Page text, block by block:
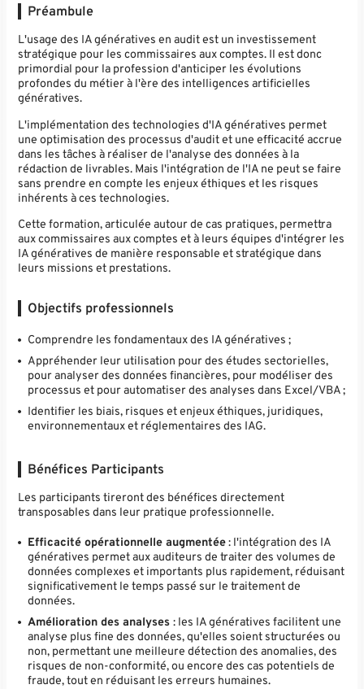
Préambule
L'usage des IA génératives en audit est un investissement
stratégique pour les commissaires aux comptes. Il est donc
primordial pour la profession d'anticiper les évolutions
profondes du métier à l'ère des intelligences artificielles
génératives.
L'implémentation des technologies d'IA génératives permet
une optimisation des processus d'audit et une efficacité accrue
dans les tâches à réaliser de l'analyse des données à la
rédaction de livrables. Mais l'intégration de l'IA ne peut se faire
sans prendre en compte les enjeux éthiques et les risques
inhérents à ces technologies.
Cette formation, articulée autour de cas pratiques, permettra
aux commissaires aux comptes et à leurs équipes d'intégrer les
IA génératives de manière responsable et stratégique dans
leurs missions et prestations.
Objectifs professionnels
Comprendre les fondamentaux des IA génératives ;
Appréhender leur utilisation pour des études sectorielles,
pour analyser des données financières, pour modéliser des
processus et pour automatiser des analyses dans Excel/VBA ;
Identifier les biais, risques et enjeux éthiques, juridiques,
environnementaux et réglementaires des IAG.
Bénéfices Participants
Les participants tireront des bénéfices directement
transposables dans leur pratique professionnelle.
Efficacité opérationnelle augmentée: l'intégration des IA
génératives permet aux auditeurs de traiter des volumes de
données complexes et importants plus rapidement, réduisant
significativement le temps passé sur le traitement de
données.
Amélioration des analyses: les IA génératives facilitent une
analyse plus fine des données, qu'elles soient structurées ou
non, permettant une meilleure détection des anomalies, des
risques de non-conformité, ou encore des cas potentiels de
fraude, tout en réduisant les erreurs humaines.